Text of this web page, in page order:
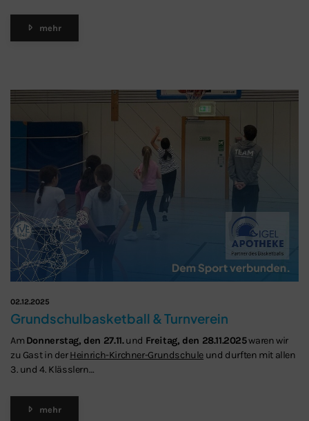
mehr
02.12.2025
Grundschulbasketball & Turnverein
Am Donnerstag, den 27.11.und Freitag, den 28.11.2025waren wir
zu Gast in derHeinrich-Kirchner-Grundschule und durften mit allen
3. und 4. Klässlern…
mehr